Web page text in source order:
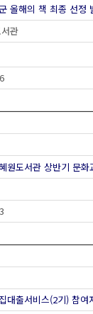
올해의 책 최종 선정
관
원도서관 상반기 문화
대출서비스(2기) 참여